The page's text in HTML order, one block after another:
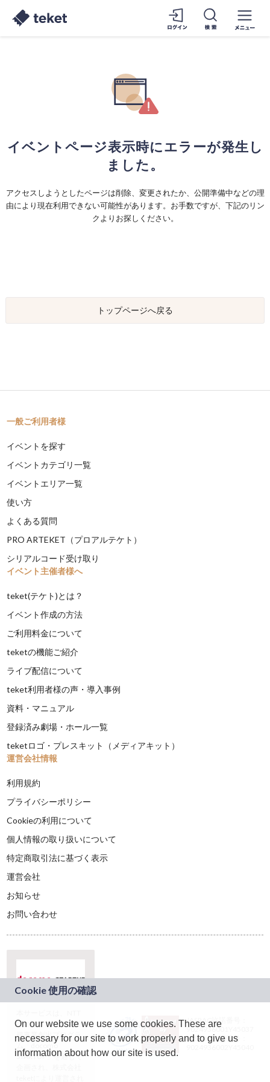
イベントページ表示時にエラーが発生し
ました。
アクセスしようとしたページは削除、変更されたか、公開準備中などの理
由により現在利用できない可能性があります。お手数ですが、下記のリン
クよりお探しください。
トップページへ戻る
一般ご利用者様
イベントを探す
イベントカテゴリ一覧
イベントエリア一覧
使い方
よくある質問
PRO ARTEKET（プロアルテケト）
シリアルコード受け取り
イベント主催者様へ
teket(テケト)とは？
イベント作成の方法
ご利用料金について
teketの機能ご紹介
ライブ配信について
teket利用者様の声・導入事例
資料・マニュアル
登録済み劇場・ホール一覧
teketロゴ・プレスキット（メディアキット）
運営会社情報
利用規約
プライバシーポリシー
Cookieの利用について
個人情報の取り扱いについて
特定商取引法に基づく表示
運営会社
お知らせ
お問い合わせ
ドコモグループの新
規事業創出プログラ
ム「docomo
STARTUP」を通じて
JASRAC許諾番号：
9024936001Y45037
JASRAC許諾番号：
On our website we use some cookies. These are
necessary for our site to work properly and to give us
information about how our site is used.